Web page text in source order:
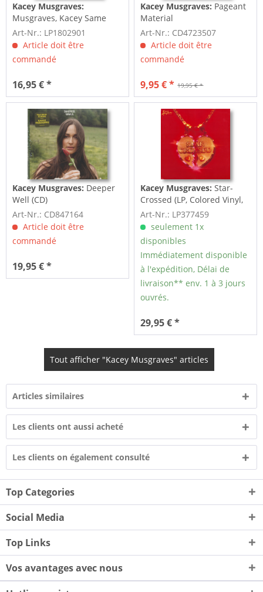
Kacey Musgraves:
Musgraves, Kacey Same
Trailer Different Park
Art-Nr.: LP1802901
Article doit être
commandé
16,95 € *
Kacey Musgraves: Pageant
Material
Art-Nr.: CD4723507
Article doit être
commandé
19,95 € *
9,95 € *
Kacey Musgraves: Deeper
Well (CD)
Art-Nr.: CD847164
Article doit être
commandé
19,95 € *
Kacey Musgraves: Star-
Crossed (LP, Colored Vinyl,
Ltd.)
Art-Nr.: LP377459
seulement 1x
disponibles
Immédiatement disponible
à l'expédition, Délai de
livraison** env. 1 à 3 jours
ouvrés.
29,95 € *
Tout afficher "Kacey Musgraves" articles
Articles similaires
Les clients ont aussi acheté
Les clients on également consulté
Top Categories
Social Media
Top Links
Vos avantages avec nous